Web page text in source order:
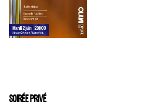
SOIRÉE PRIVÉ